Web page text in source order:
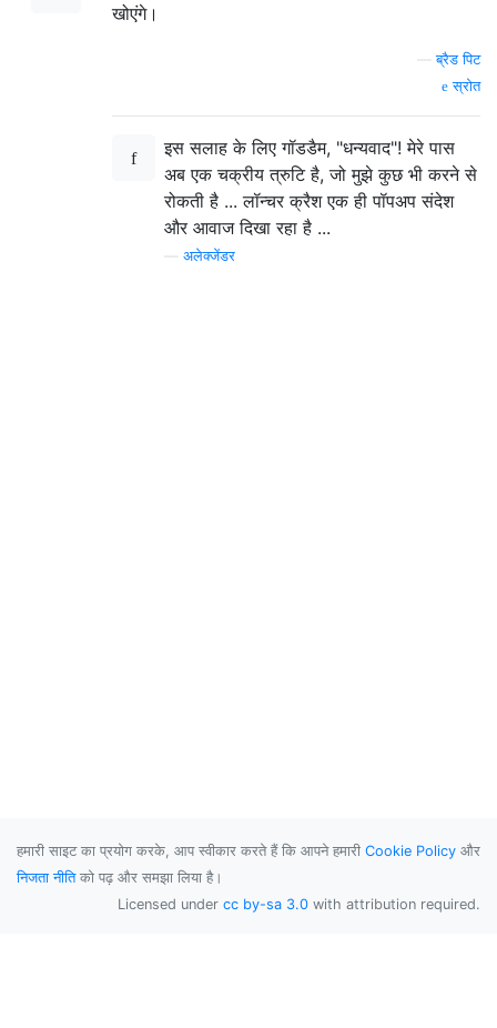
खोएंगे।
—ब्रैड पिट
स्रोत
इस सलाह के लिए गॉडडैम, "धन्यवाद"! मेरे पास
अब एक चक्रीय त्रुटि है, जो मुझे कुछ भी करने से
रोकती है ... लॉन्चर क्रैश एक ही पॉपअप संदेश
और आवाज दिखा रहा है ...
अलेक्जेंडर
हमारी साइट का प्रयोग करके, आप स्वीकार करते हैं कि आपने हमारी Cookie Policy और
निजता नीतिको पढ़ और समझा लिया है।
Licensed under cc by-sa 3.0 with attribution required.